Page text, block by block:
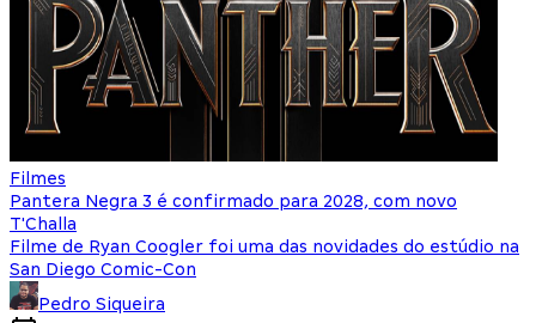
Filmes
Pantera Negra 3 é confirmado para 2028, com novo
T'Challa
Filme de Ryan Coogler foi uma das novidades do estúdio na
San Diego Comic-Con
Pedro Siqueira